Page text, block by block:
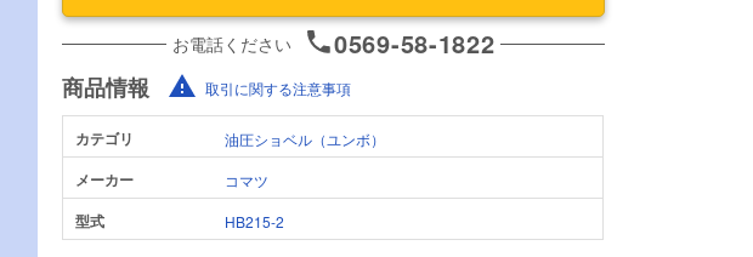
お電話ください 0569-58-1822
商品情報 取引に関する注意事項
カテゴリ 油圧ショベル（ユンボ）
メーカー コマツ
型式 HB215-2